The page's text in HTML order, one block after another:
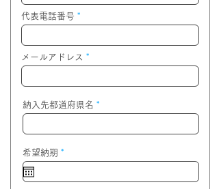
代表電話番号
メールアドレス
納入先都道府県名
希望納期 *r
e